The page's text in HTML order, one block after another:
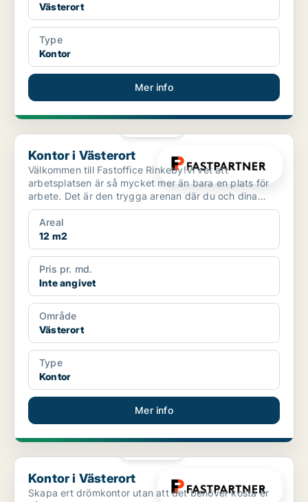
Västerort
Type
Kontor
Mer info
Kontor i Västerort
Kontor i Västerort
Välkommen till Fastoffice Rinkeby!Vi vet att
arbetsplatsen är så mycket mer än bara en plats för
arbete. Det är den trygga arenan där du och dina
kollegor um...
Areal
12 m2
Pris pr. md.
Inte angivet
Område
Västerort
Type
Kontor
Mer info
Kontor i Västerort
Kontor i Västerort
Skapa ert drömkontor utan att det behöver kosta er